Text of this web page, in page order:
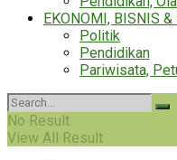
EKONOMI, BISNIS &
Politik
Pendidikan
Pariwisata,
No Result
View All Result